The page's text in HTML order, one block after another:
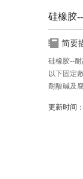
硅橡胶
简要
硅橡胶--
以下固定
耐酸碱及
更新时间